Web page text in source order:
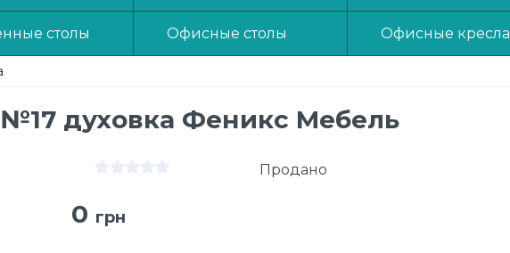
столы Офисные столы Офисные кресла
духовка Феникс Мебель
Продано
0 грн